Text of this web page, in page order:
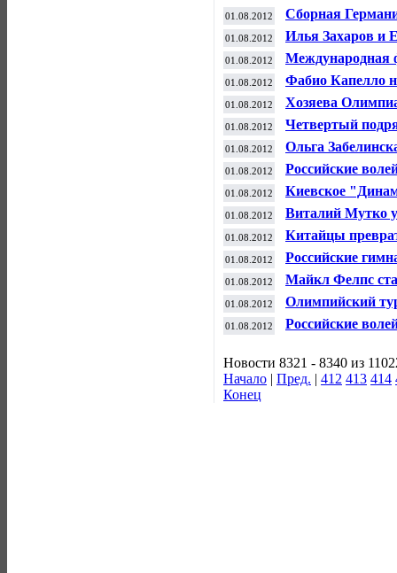
01.08.2012
Сборная
гребле в
01.08.2012
Илья Захаров и
"серебро" в
01.08.2012
Международная
01.08.2012
Фабио Капелло
по футболу
01.08.2012
Хозяева
благодаря
01.08.2012
Четвертый
олимпийского
01.08.2012
Ольга
раздельным
01.08.2012
Российские
Игр-2012
01.08.2012 Киевское
01.08.2012
Виталий Мутко
все идет
01.08.2012
Китайцы
бадминтону
01.08.2012 Российские
01.08.2012
Майкл Фелпс
времен
01.08.2012
Олимпийский
Шэй
01.08.2012
Российские
Новости 8321 - 8340 из
Начало | Пред. | 412 413 414
Конец